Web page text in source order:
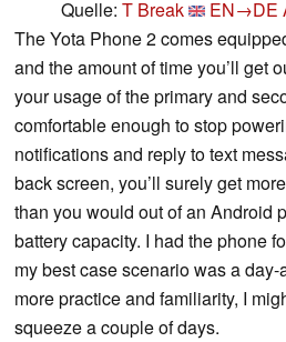
Quelle: T Break EN→DE
The Yota Phone 2 comes
and the amount of time you’ll get
your usage of the primary and
comfortable enough to stop
notifications and reply to text
back screen, you’ll surely get
than you would out of an Android
battery capacity. I had the phone
my best case scenario was a
more practice and familiarity, I
squeeze a couple of days.